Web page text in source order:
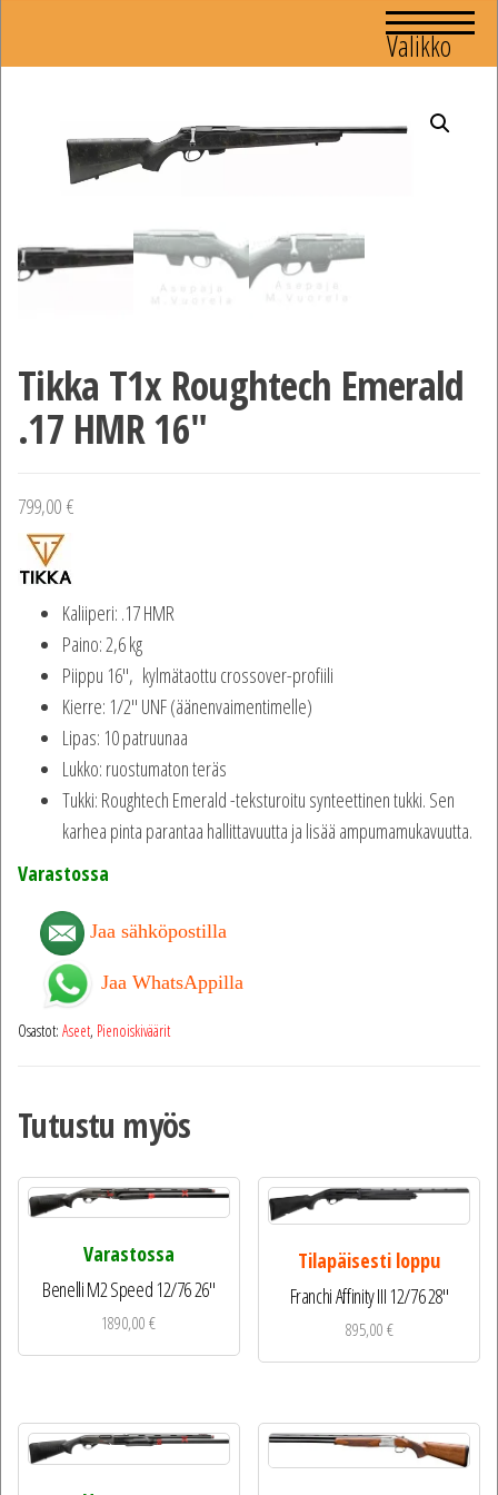
Valikko
Tikka T1x Roughtech Emerald
.17 HMR 16″
799,00 €
Kaliiperi: .17 HMR
Paino: 2,6 kg
Piippu 16″, kylmätaottu crossover-profiili
Kierre: 1/2″ UNF (äänenvaimentimelle)
Lipas: 10 patruunaa
Lukko: ruostumaton teräs
Tukki: Roughtech Emerald -teksturoitu synteettinen tukki. Sen
karhea pinta parantaa hallittavuutta ja lisää ampumamukavuutta.
Varastossa
Jaa sähköpostilla
Jaa WhatsAppilla
Osastot: Aseet, Pienoiskiväärit
Tutustu myös
Varastossa
Benelli M2 Speed 12/76 26″
1890,00€
Tilapäisesti loppu
Franchi Affinity III 12/76 28″
895,00€